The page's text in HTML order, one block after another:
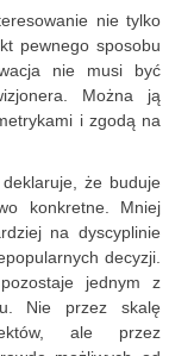
nie tylko
pewnego sposobu
nie musi być
Można ją
i zgodą na
że buduje
konkretne. Mniej
na dyscyplinie
decyzji.
jednym z
Nie przez skalę
ale przez